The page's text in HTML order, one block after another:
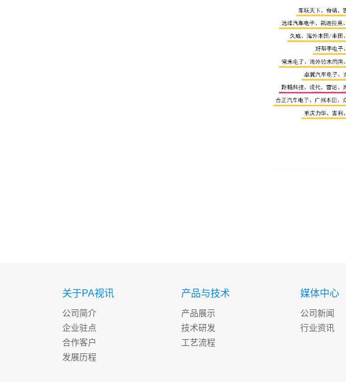
关于PA视讯
公司简介
企业驻点
合作客户
发展历程
产品与技术
产品展示
技术研发
工艺流程
媒体中心
公司新闻
行业资讯